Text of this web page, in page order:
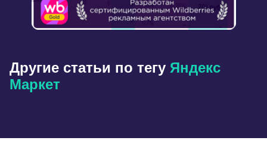
Другие статьи по тегу Яндекс
Маркет